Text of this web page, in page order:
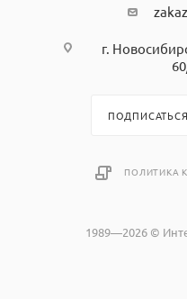
г.
ПОЛИТИКА
1989—2026 ©